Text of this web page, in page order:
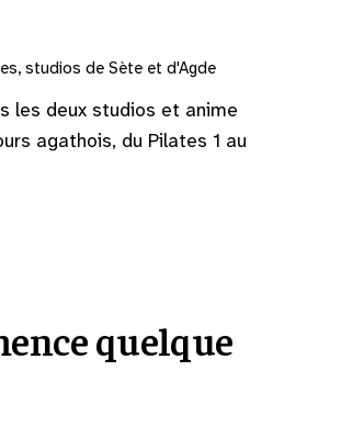
studios de Sète et d'Agde
les deux studios et anime
agathois, du Pilates 1 au
quelque